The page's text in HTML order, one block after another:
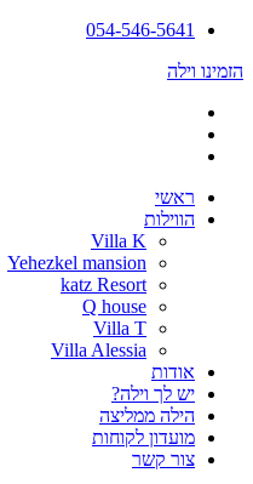
054-546-5641
הזמינו וילה
ראשי
הווילות
Villa K
Yehezkel mansion
katz Resort
Q house
Villa T
Villa Alessia
אודות
יש לך וילה?
הילה ממליצה
מועדון לקוחות
צור קשר